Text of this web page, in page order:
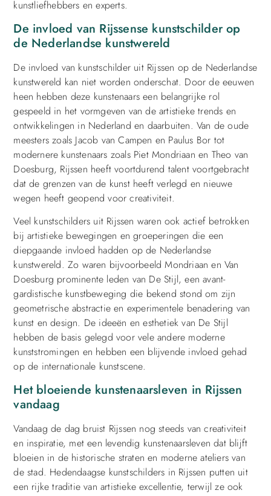
kunstliefhebbers en experts.
De invloed van Rijssense kunstschilder op
de Nederlandse kunstwereld
De invloed van kunstschilder uit Rijssen op de Nederlandse
kunstwereld kan niet worden onderschat. Door de eeuwen
heen hebben deze kunstenaars een belangrijke rol
gespeeld in het vormgeven van de artistieke trends en
ontwikkelingen in Nederland en daarbuiten. Van de oude
meesters zoals Jacob van Campen en Paulus Bor tot
modernere kunstenaars zoals Piet Mondriaan en Theo van
Doesburg, Rijssen heeft voortdurend talent voortgebracht
dat de grenzen van de kunst heeft verlegd en nieuwe
wegen heeft geopend voor creativiteit.
Veel kunstschilders uit Rijssen waren ook actief betrokken
bij artistieke bewegingen en groeperingen die een
diepgaande invloed hadden op de Nederlandse
kunstwereld. Zo waren bijvoorbeeld Mondriaan en Van
Doesburg prominente leden van De Stijl, een avant-
gardistische kunstbeweging die bekend stond om zijn
geometrische abstractie en experimentele benadering van
kunst en design. De ideeën en esthetiek van De Stijl
hebben de basis gelegd voor vele andere moderne
kunststromingen en hebben een blijvende invloed gehad
op de internationale kunstscene.
Het bloeiende kunstenaarsleven in Rijssen
vandaag
Vandaag de dag bruist Rijssen nog steeds van creativiteit
en inspiratie, met een levendig kunstenaarsleven dat blijft
bloeien in de historische straten en moderne ateliers van
de stad. Hedendaagse kunstschilders in Rijssen putten uit
een rijke traditie van artistieke excellentie, terwijl ze ook